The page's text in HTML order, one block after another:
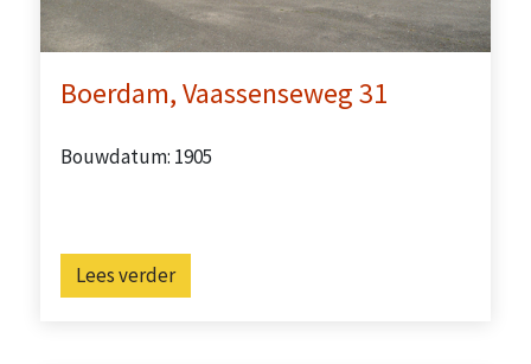
Boerdam, Vaassenseweg 31
Bouwdatum: 1905
Lees verder